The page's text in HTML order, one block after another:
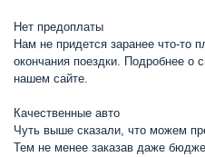
Нет предоплаты
Нам не придется заранее что-то
окончания поездки. Подробнее о
нашем сайте.
Качественные авто
Чуть выше сказали, что можем
Тем не менее заказав даже